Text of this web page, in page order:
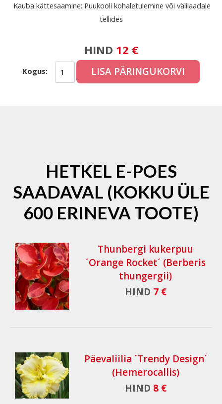
Kauba kättesaamine: Puukooli kohaletulemine või välilaadale
tellides
HIND 12 €
Kogus: LISA PÄRINGUKORVI
HETKEL E-POES
SAADAVAL (KOKKU ÜLE
600 ERINEVA TOOTE)
Thunbergi kukerpuu
´Orange Rocket´ (Berberis
thungergii)
HIND 7 €
Päevaliilia ´Trendy Design´
(Hemerocallis)
HIND 8 €